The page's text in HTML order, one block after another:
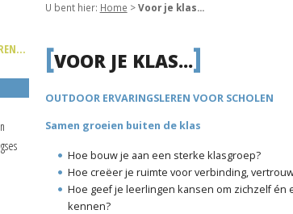
U bent hier: Home >Voor je klas...
[VOOR JE KLAS...]
OUTDOOR ERVARINGSLEREN VOOR SCHOLEN
Samen groeien buiten de klas
Hoe bouw je aan een sterke klasgroep?
Hoe creëer je ruimte voor verbinding,
Hoe geef je leerlingen kansen om zichzelf
kennen?